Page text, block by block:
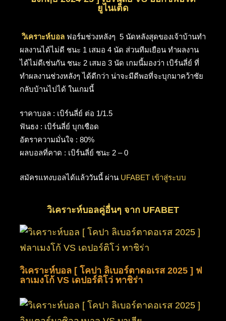
ยูไนเต็ด
วิเคราะห์บอล ฟอร์มช่วงหลังๆ 5 นัดหลังสุดของเจ้าบ้านทำ
ผลงานได้ไม่ดี ชนะ 1 เสมอ 4 นัด ส่วนทีมเยือน ทำผลงาน
ได้ไม่ดีเช่นกัน ชนะ 2 เสมอ 3 นัด เกมนี้มองว่า เบิร์นลี่ย์ ที่
ทำผลงานช่วงหลังๆ ได้ดีกว่า น่าจะมีดีพอที่จะบุกมาคว้าชัย
กลับบ้านไปได้ ในเกมนี้
ราคาบอล : เบิร์นลี่ย์ ต่อ 1/1.5
ฟันธง : เบิร์นลี่ย์ บุกเชือด
อัตราความมั่นใจ : 80%
ผลบอลที่คาด : เบิร์นลี่ย์ ชนะ 2 – 0
สมัครแทงบอลได้แล้ววันนี้ ผ่าน UFABET เข้าสู่ระบบ
วิเคราะห์บอลคู่อื่นๆ จาก UFABET
วิเคราะห์บอล [ โคปา ลิเบอร์ตาดอเรส 2025 ] ฟ
ลาเมงโก้ VS เดปอร์ติโว่ ทาชิร่า